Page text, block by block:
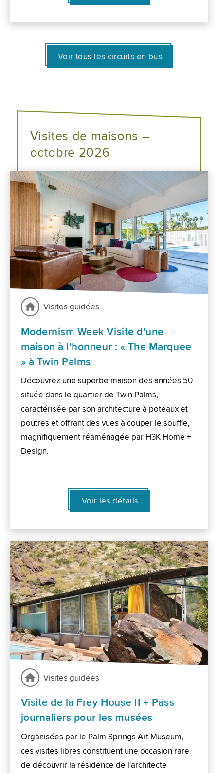
Voir tous les circuits en bus
Visites de maisons –
octobre 2026
Visites guidées
Modernism Week Visite d'une
maison à l'honneur : « The Marquee
» à Twin Palms
Découvrez une superbe maison des années 50
située dans le quartier de Twin Palms,
caractérisée par son architecture à poteaux et
poutres et offrant des vues à couper le souffle,
magnifiquement réaménagée par H3K Home +
Design.
Voir les détails
Visites guidées
Visite de la Frey House II + Pass
journaliers pour les musées
Organisées par le Palm Springs Art Museum,
ces visites libres constituent une occasion rare
de découvrir la résidence de l'architecte